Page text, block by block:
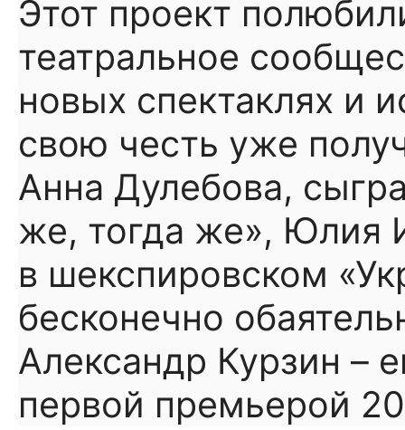
Этот проект
театральное
новых спектаклях и
свою честь уже
Анна Дулебова,
же, тогда же», Юлия
в шекспировском
бесконечно
Александр Курзин –
первой премьерой